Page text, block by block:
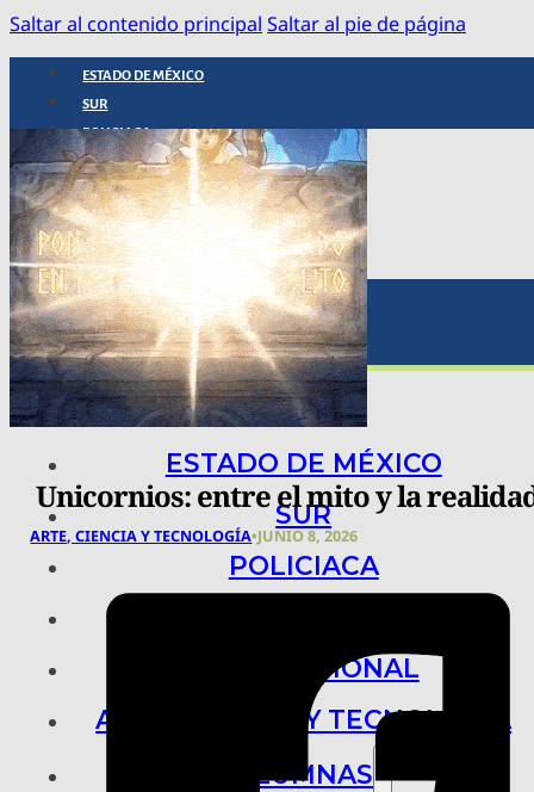
Saltar al contenido principal Saltar al pie de página
ESTADO DE MÉXICO
SUR
POLICIACA
NACIONAL
INTERNACIONAL
ARTE, CIENCIA Y TECNOLOGÍA
COLUMNAS
BAJO LA LUPA
RASTROS Y ROSTROS
VÍNCULOS ANIMALES
ESTADO DE MÉXICO
SUR
POLICIACA
INTERNACIONAL
ARTE, CIENCIA Y TECNOLOGÍA
COLUMNAS
Unicornios: entre el mito y la
ARTE, CIENCIA Y TECNOLOGÍA•JUNIO 8, 2026